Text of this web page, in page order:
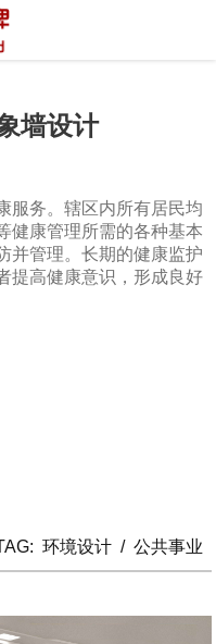
墙设计
务。辖区内所有居民均
健康管理所需的各种基本
并管理。长期的健康监护
提高健康意识，形成良好
环境设计 / 公共事业